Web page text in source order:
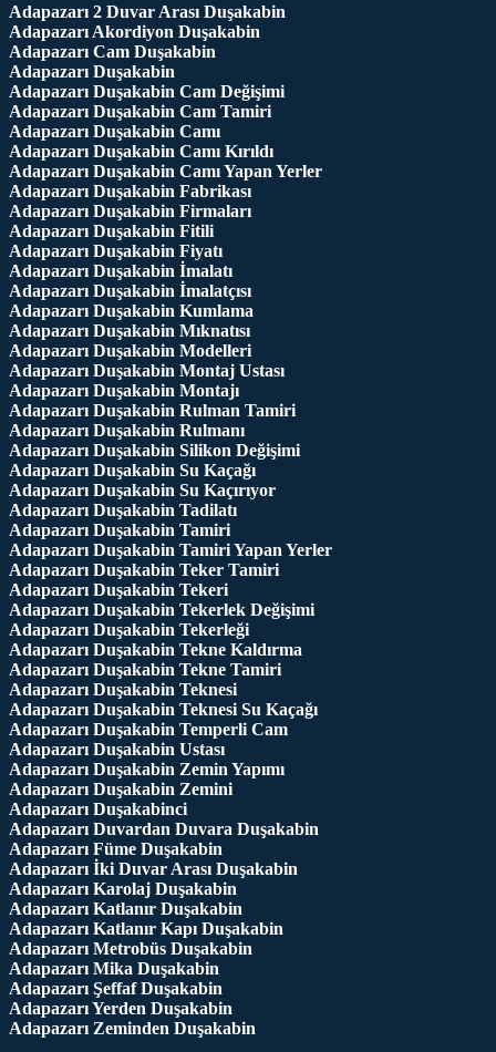
Adapazarı 2 Duvar Arası Duşakabin
Adapazarı Akordiyon Duşakabin
Adapazarı Cam Duşakabin
Adapazarı Duşakabin
Adapazarı Duşakabin Cam Değişimi
Adapazarı Duşakabin Cam Tamiri
Adapazarı Duşakabin Camı
Adapazarı Duşakabin Camı Kırıldı
Adapazarı Duşakabin Camı Yapan Yerler
Adapazarı Duşakabin Fabrikası
Adapazarı Duşakabin Firmaları
Adapazarı Duşakabin Fitili
Adapazarı Duşakabin Fiyatı
Adapazarı Duşakabin İmalatı
Adapazarı Duşakabin İmalatçısı
Adapazarı Duşakabin Kumlama
Adapazarı Duşakabin Mıknatısı
Adapazarı Duşakabin Modelleri
Adapazarı Duşakabin Montaj Ustası
Adapazarı Duşakabin Montajı
Adapazarı Duşakabin Rulman Tamiri
Adapazarı Duşakabin Rulmanı
Adapazarı Duşakabin Silikon Değişimi
Adapazarı Duşakabin Su Kaçağı
Adapazarı Duşakabin Su Kaçırıyor
Adapazarı Duşakabin Tadilatı
Adapazarı Duşakabin Tamiri
Adapazarı Duşakabin Tamiri Yapan Yerler
Adapazarı Duşakabin Teker Tamiri
Adapazarı Duşakabin Tekeri
Adapazarı Duşakabin Tekerlek Değişimi
Adapazarı Duşakabin Tekerleği
Adapazarı Duşakabin Tekne Kaldırma
Adapazarı Duşakabin Tekne Tamiri
Adapazarı Duşakabin Teknesi
Adapazarı Duşakabin Teknesi Su Kaçağı
Adapazarı Duşakabin Temperli Cam
Adapazarı Duşakabin Ustası
Adapazarı Duşakabin Zemin Yapımı
Adapazarı Duşakabin Zemini
Adapazarı Duşakabinci
Adapazarı Duvardan Duvara Duşakabin
Adapazarı Füme Duşakabin
Adapazarı İki Duvar Arası Duşakabin
Adapazarı Karolaj Duşakabin
Adapazarı Katlanır Duşakabin
Adapazarı Katlanır Kapı Duşakabin
Adapazarı Metrobüs Duşakabin
Adapazarı Mika Duşakabin
Adapazarı Şeffaf Duşakabin
Adapazarı Yerden Duşakabin
Adapazarı Zeminden Duşakabin